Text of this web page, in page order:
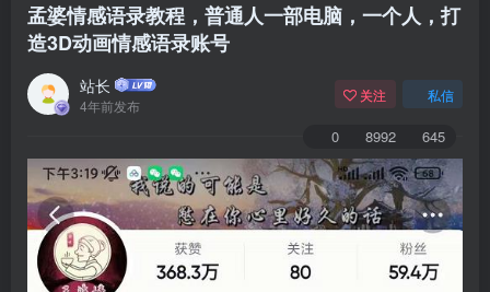
孟婆情感语录教程，普通人一部电脑，一个人，打
造3D动画情感语录账号
站长
4年前发布
关注 私信
0 8992 645